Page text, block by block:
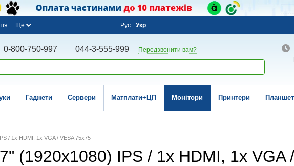
Ще Рус Укр
0-800-750-997 044-3-555-999 Передзвонити вам?
Гаджети Сервери Матплати+ЦП Монітори Принтери
/ 1x HDMI, 1x VGA / VESA 75x75
(1920x1080) IPS / 1x HDMI, 1x VGA